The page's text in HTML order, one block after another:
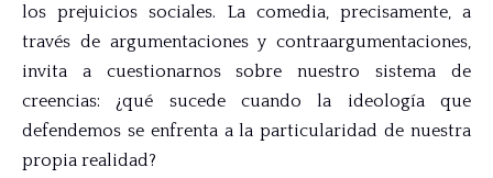
los prejuicios sociales. La comedia, precisamente, a
través de argumentaciones y contraargumentaciones,
invita a cuestionarnos sobre nuestro sistema de
creencias: ¿qué sucede cuando la ideología que
defendemos se enfrenta a la particularidad de nuestra
propia realidad?